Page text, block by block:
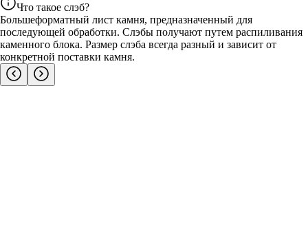
Что такое слэб?
Большеформатный лист камня, предназначенный для
последующей обработки. Слэбы получают путем распиливания
каменного блока. Размер слэба всегда разный и зависит от
конкретной поставки камня.